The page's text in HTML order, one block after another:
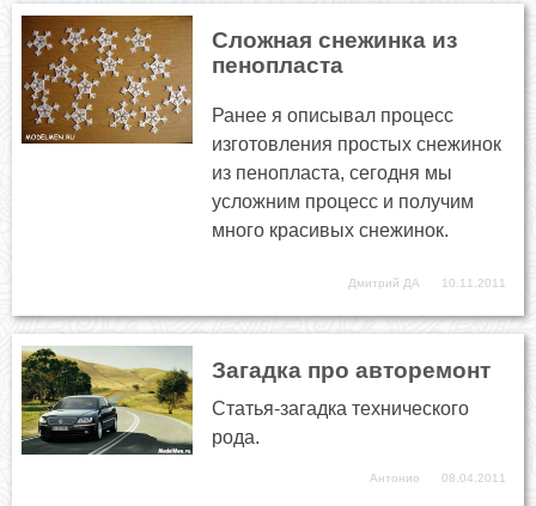
Сложная снежинка из
пенопласта
Ранее я описывал процесс
изготовления простых снежинок
из пенопласта, сегодня мы
усложним процесс и получим
много красивых снежинок.
Дмитрий ДА 10.11.2011
Загадка про авторемонт
Статья-загадка технического
рода.
Антонио 08.04.2011